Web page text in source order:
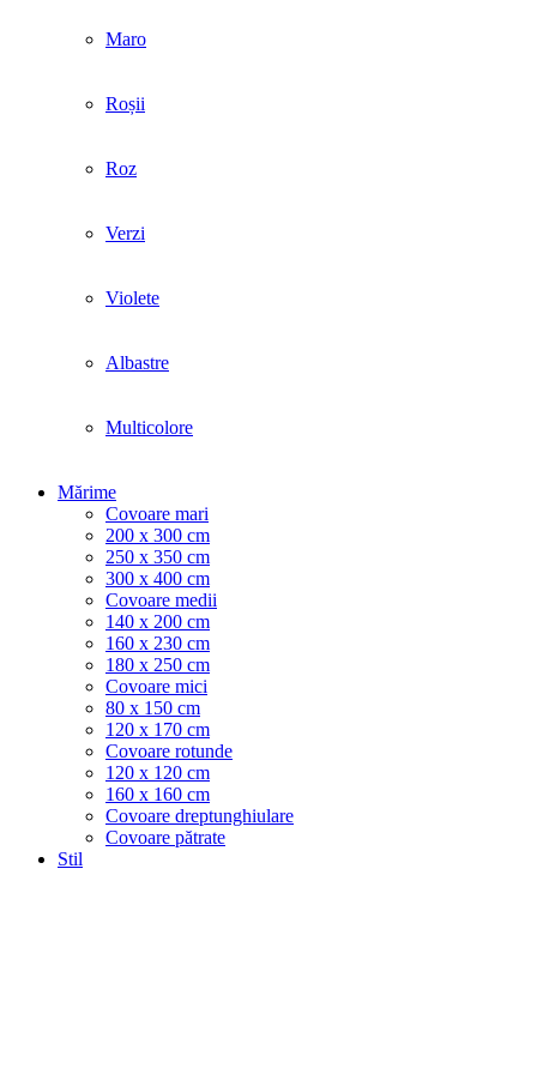
Maro
Roșii
Roz
Verzi
Violete
Albastre
Multicolore
Mărime
Covoare mari
200 x 300 cm
250 x 350 cm
300 x 400 cm
Covoare medii
140 x 200 cm
160 x 230 cm
180 x 250 cm
Covoare mici
80 x 150 cm
120 x 170 cm
Covoare rotunde
120 x 120 cm
160 x 160 cm
Covoare dreptunghiulare
Covoare pătrate
Stil